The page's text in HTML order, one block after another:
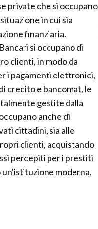
private che si occupano
in cui sia
finanziaria.
si occupano di
clienti, in modo da
i pagamenti elettronici,
credito e bancomat, le
gestite dalla
anche di
cittadini, sia alle
clienti, acquistando
percepiti per i prestiti
moderna,